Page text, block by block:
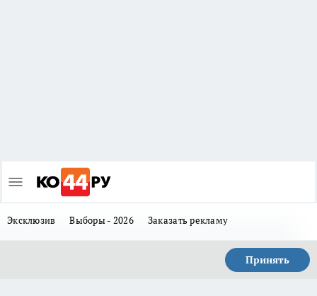
Эксклюзив Выборы - 2026 Заказать рекламу
Принять